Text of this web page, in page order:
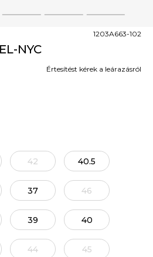
3 4 5
NYC
1203A663-102
Értesítést kérek a leárazásról
42 40.5
37 46
39 40
44 45